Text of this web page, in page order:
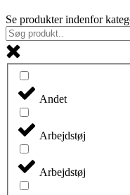
Se produkter indenfor
Andet
Arbejdstøj
Arbejdstøj